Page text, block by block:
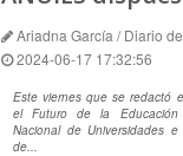
Ariadna García / Diario
2024-06-17 17:32:56
Este viernes que se redactó
el Futuro de la Educación
Nacional de Universidades
de...